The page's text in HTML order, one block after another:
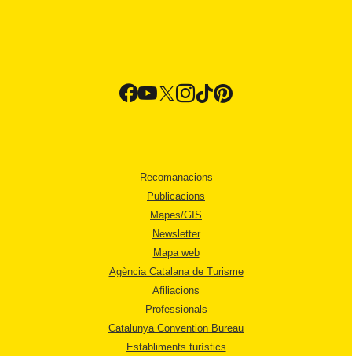
Recomanacions
Publicacions
Mapes/GIS
Newsletter
Mapa web
Agència Catalana de Turisme
Afiliacions
Professionals
Catalunya Convention Bureau
Establiments turístics